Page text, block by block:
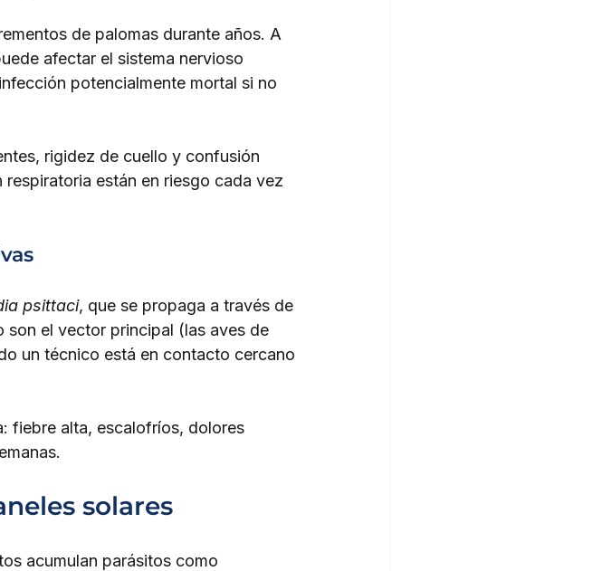
de palomas durante años. A
afectar el sistema nervioso
potencialmente mortal si no
rigidez de cuello y confusión
están en riesgo cada vez
psittaci, que se propaga a través de
son el vector principal (las aves de
un técnico está en contacto cercano
fiebre alta, escalofríos, dolores
solares
acumulan parásitos como